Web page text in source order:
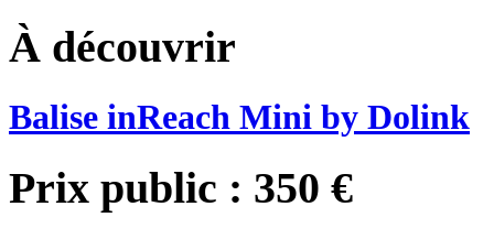
À découvrir
Balise inReach Mini by Dolink
Prix public : 350 €